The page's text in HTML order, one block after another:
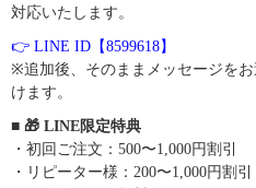
対応いたします。
👉 LINE ID【8599618】
※追加後、そのままメッセージを
けます。
■ 🎁 LINE限定特典
・初回ご注文：500〜1,000円割引
・リピーター様：200〜1,000円割引